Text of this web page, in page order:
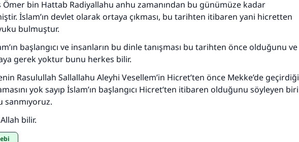
Ömer bin Hattab Radiyallahu anhu zamanından bu günümüze kadar
İslam’ın devlet olarak ortaya çıkması, bu tarihten itibaren yani hicretten
bulmuştur.
başlangıcı ve insanların bu dinle tanışması bu tarihten önce olduğunu ve
gerek yoktur bunu herkes bilir.
Rasulullah Sallallahu Aleyhi Vesellem’in Hicret’ten önce Mekke’de geçirdiği
yok sayıp İslam’ın başlangıcı Hicret’ten itibaren olduğunu söyleyen biri
sanmıyoruz.
bilir.